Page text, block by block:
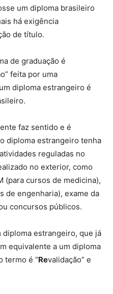
um diploma brasileiro
há exigência
de título.
de graduação é
feita por uma
diploma estrangeiro é
faz sentido e é
diploma estrangeiro tenha
reguladas no
no exterior, como
(para cursos de medicina),
de engenharia), exame da
concursos públicos.
diploma estrangeiro, que já
equivalente a um diploma
termo é “Revalidação” e